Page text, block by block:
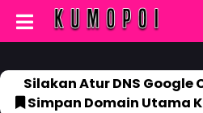
Silakan Atur DNS Google
Simpan Domain Utama